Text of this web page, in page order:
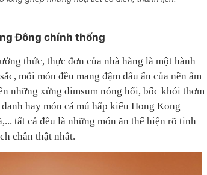
Đông chính thống
thức, thực đơn của nhà hàng là một hành
mỗi món đều mang đậm dấu ấn của nền ẩm
những xửng dimsum nóng hổi, bốc khói thơm
hay món cá mú hấp kiểu Hong Kong
tất cả đều là những món ăn thể hiện rõ tinh
chân thật nhất.